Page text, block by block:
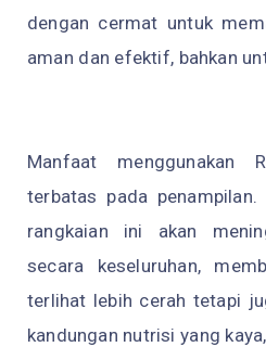
dengan cermat untuk
aman dan efektif, bahkan
Manfaat menggunakan
terbatas pada
rangkaian ini akan
secara keseluruhan,
terlihat lebih cerah tetapi
kandungan nutrisi yang